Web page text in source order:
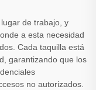
de trabajo, y
a esta necesidad
Cada taquilla está
garantizando que los
no autorizados.